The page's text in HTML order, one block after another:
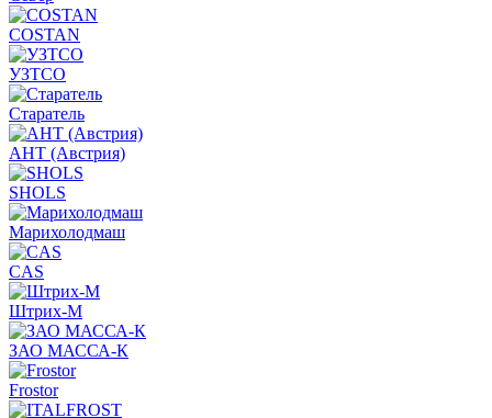
COSTAN
УЗТСО
Старатель
АНТ (Австрия)
SHOLS
Марихолодмаш
CAS
Штрих-М
ЗАО МАССА-К
Frostor